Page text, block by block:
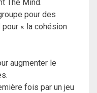
The Mind.
pour des
« la cohésion
augmenter le
fois par un jeu